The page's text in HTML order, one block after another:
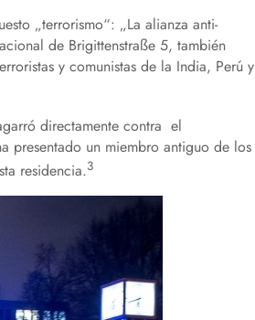
„terrorismo“: „La alianza anti-
de Brigittenstraße 5, también
y comunistas de la India, Perú y
directamente contra el
presentado un miembro antiguo de los
residencia.3